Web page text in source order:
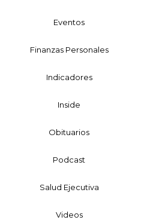
Eventos
Finanzas Personales
Indicadores
Inside
Obituarios
Podcast
Salud Ejecutiva
Videos